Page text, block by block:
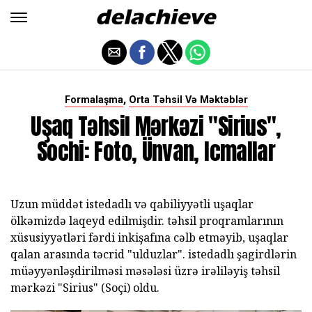
Formalaşma, Orta Təhsil Və Məktəblər
Uşaq Təhsil Mərkəzi "Sirius",
Sochi: Foto, Ünvan, Icmallar
Uzun müddət istedadlı və qabiliyyətli uşaqlar
ölkəmizdə laqeyd edilmişdir. təhsil proqramlarının
xüsusiyyətləri fərdi inkişafına cəlb etməyib, uşaqlar
qalan arasında təcrid "ulduzlar". istedadlı şagirdlərin
müəyyənləşdirilməsi məsələsi üzrə irəliləyiş təhsil
mərkəzi "Sirius" (Soçi) oldu.